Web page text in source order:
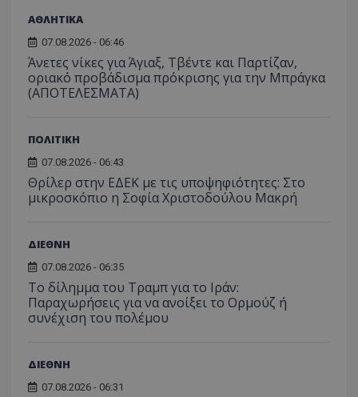
ΑΘΛΗΤΙΚΑ
07.08.2026 - 06:46
Άνετες νίκες για Άγιαξ, Τβέντε και Παρτίζαν,
οριακό προβάδισμα πρόκρισης για την Μπράγκα
(ΑΠΟΤΕΛΕΣΜΑΤΑ)
ΠΟΛΙΤΙΚΗ
07.08.2026 - 06:43
Θρίλερ στην ΕΔΕΚ με τις υποψηφιότητες: Στο
μικροσκόπιο η Σοφία Χριστοδούλου Μακρή
ΔΙΕΘΝΗ
07.08.2026 - 06:35
Το δίλημμα του Τραμπ για το Ιράν:
Παραχωρήσεις για να ανοίξει το Ορμούζ ή
συνέχιση του πολέμου
ΔΙΕΘΝΗ
07.08.2026 - 06:31